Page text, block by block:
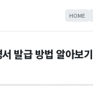
HOME
발급 방법 알아보기